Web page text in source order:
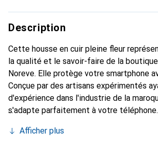
Description
Cette housse en cuir pleine fleur
la qualité et le savoir-faire de la
Noreve. Elle protège votre smartphone
Conçue par des artisans expérimentés
d'expérience dans l'industrie de la
s'adapte parfaitement à votre téléphone.
peau. Elle devient un accessoire chic et
Afficher plus